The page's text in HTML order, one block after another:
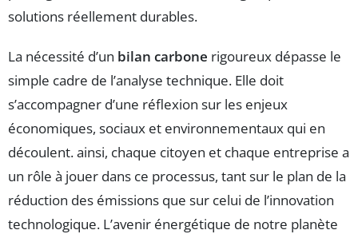
solutions réellement durables.
La nécessité d’un bilan carbone rigoureux dépasse le
simple cadre de l’analyse technique. Elle doit
s’accompagner d’une réflexion sur les enjeux
économiques, sociaux et environnementaux qui en
découlent. ainsi, chaque citoyen et chaque entreprise a
un rôle à jouer dans ce processus, tant sur le plan de la
réduction des émissions que sur celui de l’innovation
technologique. L’avenir énergétique de notre planète